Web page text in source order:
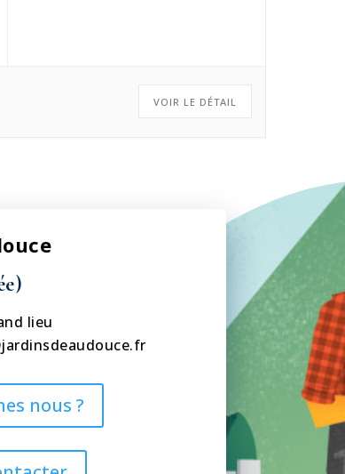
VOIR LE DÉTAIL
lieu
nous ?